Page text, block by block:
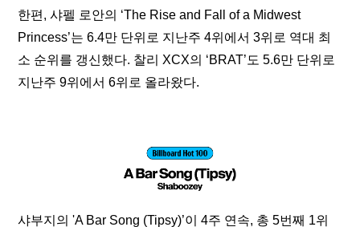
한편, 샤펠 로안의 ‘The Rise and Fall of a Midwest
Princess’는 6.4만 단위로 지난주 4위에서 3위로 역대 최
소 순위를 갱신했다. 찰리 XCX의 ‘BRAT’도 5.6만 단위로
지난주 9위에서 6위로 올라왔다.
샤부지의 'A Bar Song (Tipsy)’이 4주 연속, 총 5번째 1위